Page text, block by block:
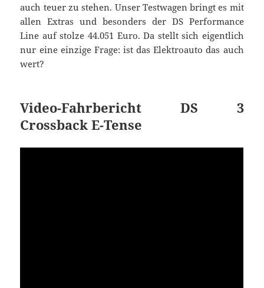
auch teuer zu stehen. Unser Testwagen bringt es mit
allen Extras und besonders der DS Performance
Line auf stolze 44.051 Euro. Da stellt sich eigentlich
nur eine einzige Frage: ist das Elektroauto das auch
wert?
Video-Fahrbericht DS 3
Crossback E-Tense